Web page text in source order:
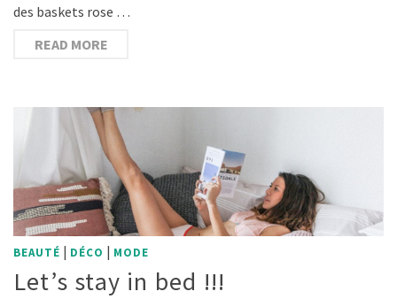
des baskets rose …
READ MORE
BEAUTÉ | DÉCO | MODE
Let’s stay in bed !!!